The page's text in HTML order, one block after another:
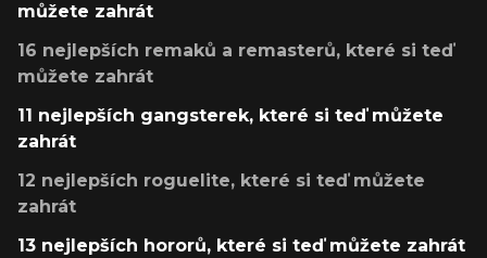
můžete zahrát
16 nejlepších remaků a remasterů, které si teď
můžete zahrát
11 nejlepších gangsterek, které si teď můžete
zahrát
12 nejlepších roguelite, které si teď můžete
zahrát
13 nejlepších hororů, které si teď můžete zahrát